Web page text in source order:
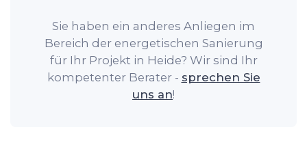
Sie haben ein anderes Anliegen im
Bereich der energetischen Sanierung
für Ihr Projekt in Heide? Wir sind Ihr
kompetenter Berater - sprechen Sie
uns an!